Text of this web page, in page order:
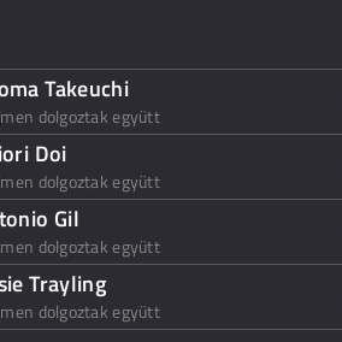
Takeuchi
dolgoztak együtt
Doi
dolgoztak együtt
Gil
dolgoztak együtt
Trayling
dolgoztak együtt